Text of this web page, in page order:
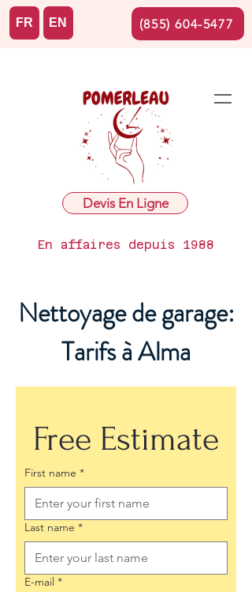
Devis En Ligne
En affaires depuis 1988
FR EN (855) 604-5477
Nettoyage de garage:
Tarifs à Alma
Free Estimate
First name *
Last name *
E-mail *